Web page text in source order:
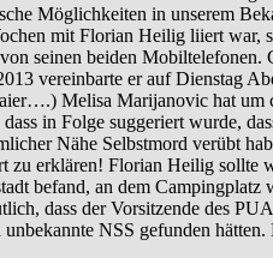
Möglichkeiten in unserem
mit Florian Heilig liiert war,
seinen beiden
vereinbarte er auf Dienstag
Melisa Marijanovic hat um
dass in Folge suggeriert wurde,
Nähe Selbstmord verübt
zu erklären! Florian Heilig
befand, an dem
dass der Vorsitzende des
NSS gefunden